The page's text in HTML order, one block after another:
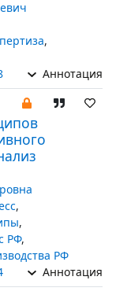
,
Аннотация
,
,
РФ,
РФ
Аннотация